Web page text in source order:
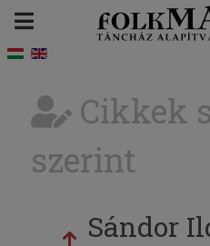
Cikkek
szerint
Sándor